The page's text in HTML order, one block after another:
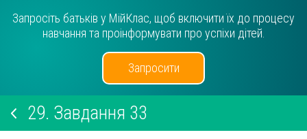
Запросіть батьків у МійКлас, щоб включити їх до процесу
навчання та проінформувати про успіхи дітей.
Запросити
29. Завдання 33